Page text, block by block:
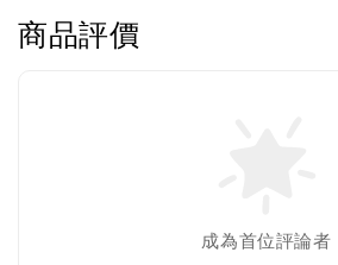
Greenies 健綠｜潔牙餅
商品評價
成為首位評論者